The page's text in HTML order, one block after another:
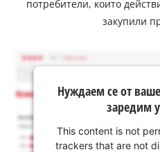
потребители, които
закупили
Нуждаем се от
заредим
This content is not
trackers that are not